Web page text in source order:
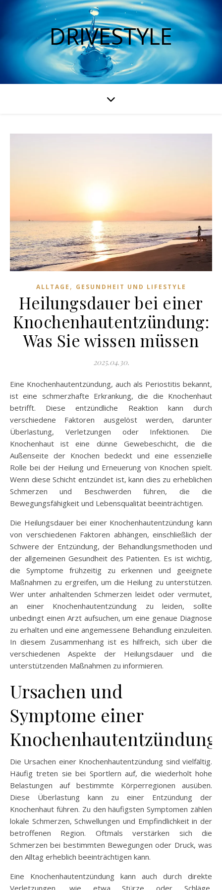
DRIVESTYLE
ALLTAGE , GESUNDHEIT UND LIFESTYLE
Heilungsdauer bei einer
Knochenhautentzündung:
Was Sie wissen müssen
2025.04.30.
Eine Knochenhautentzündung, auch als Periostitis bekannt,
ist eine schmerzhafte Erkrankung, die die Knochenhaut
betrifft. Diese entzündliche Reaktion kann durch
verschiedene Faktoren ausgelöst werden, darunter
Überlastung, Verletzungen oder Infektionen. Die
Knochenhaut ist eine dünne Gewebeschicht, die die
Außenseite der Knochen bedeckt und eine essenzielle
Rolle bei der Heilung und Erneuerung von Knochen spielt.
Wenn diese Schicht entzündet ist, kann dies zu erheblichen
Schmerzen und Beschwerden führen, die die
Bewegungsfähigkeit und Lebensqualität beeinträchtigen.
Die Heilungsdauer bei einer Knochenhautentzündung kann
von verschiedenen Faktoren abhängen, einschließlich der
Schwere der Entzündung, der Behandlungsmethoden und
der allgemeinen Gesundheit des Patienten. Es ist wichtig,
die Symptome frühzeitig zu erkennen und geeignete
Maßnahmen zu ergreifen, um die Heilung zu unterstützen.
Wer unter anhaltenden Schmerzen leidet oder vermutet,
an einer Knochenhautentzündung zu leiden, sollte
unbedingt einen Arzt aufsuchen, um eine genaue Diagnose
zu erhalten und eine angemessene Behandlung einzuleiten.
In diesem Zusammenhang ist es hilfreich, sich über die
verschiedenen Aspekte der Heilungsdauer und die
unterstützenden Maßnahmen zu informieren.
Ursachen und
Symptome einer
Knochenhautentzündung
Die Ursachen einer Knochenhautentzündung sind vielfältig.
Häufig treten sie bei Sportlern auf, die wiederholt hohe
Belastungen auf bestimmte Körperregionen ausüben.
Diese Überlastung kann zu einer Entzündung der
Knochenhaut führen. Zu den häufigsten Symptomen zählen
lokale Schmerzen, Schwellungen und Empfindlichkeit in der
betroffenen Region. Oftmals verstärken sich die
Schmerzen bei bestimmten Bewegungen oder Druck, was
den Alltag erheblich beeinträchtigen kann.
Eine Knochenhautentzündung kann auch durch direkte
Verletzungen, wie etwa Stürze oder Schläge,